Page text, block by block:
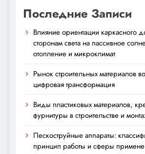
Последние Записи
Влияние ориентации каркасного
сторонам света на пассивное
отопление и микроклимат
Рынок строительных материалов
цифровая трансформация
Виды пластиковых материалов,
фурнитуры в строительстве и
Пескоструйные аппараты:
принцип работы и сферы